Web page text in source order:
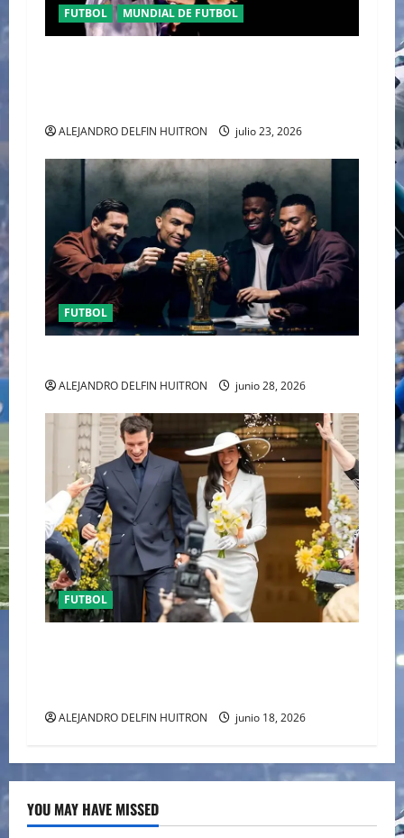
FUTBOL MUNDIAL DE FUTBOL
ALEJANDRO DELFIN HUITRON julio 23, 2026
FUTBOL
ALEJANDRO DELFIN HUITRON junio 28, 2026
FUTBOL
ALEJANDRO DELFIN HUITRON junio 18, 2026
YOU MAY HAVE MISSED